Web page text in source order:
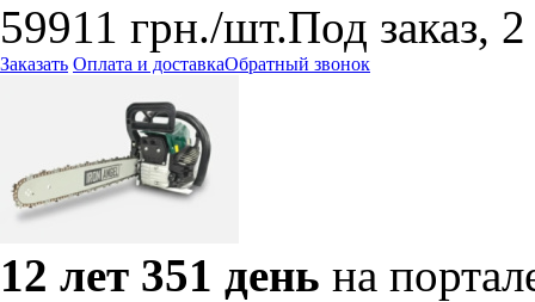
59911 грн./шт.Под заказ,
Заказать Оплата и доставкаОбратный звонок
12 лет 351 день на